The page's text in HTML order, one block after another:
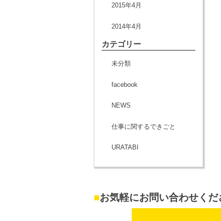
2015年4月
2014年4月
カテゴリー
未分類
facebook
NEWS
仕事に関するできごと
URATABI
■お気軽にお問い合わせくだ